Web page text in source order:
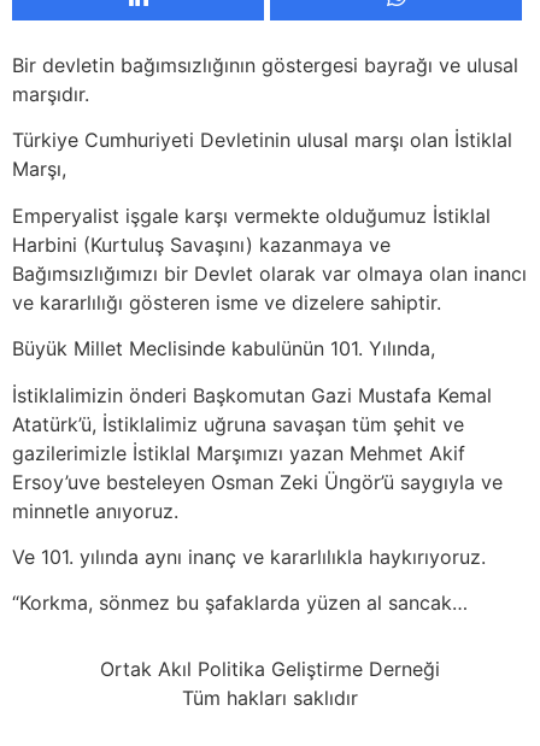
Bir devletin bağımsızlığının göstergesi bayrağı ve ulusal
marşıdır.
Türkiye Cumhuriyeti Devletinin ulusal marşı olan İstiklal
Marşı,
Emperyalist işgale karşı vermekte olduğumuz İstiklal
Harbini (Kurtuluş Savaşını) kazanmaya ve
Bağımsızlığımızı bir Devlet olarak var olmaya olan inancı
ve kararlılığı gösteren isme ve dizelere sahiptir.
Büyük Millet Meclisinde kabulünün 101. Yılında,
İstiklalimizin önderi Başkomutan Gazi Mustafa Kemal
Atatürk’ü, İstiklalimiz uğruna savaşan tüm şehit ve
gazilerimizle İstiklal Marşımızı yazan Mehmet Akif
Ersoy’uve besteleyen Osman Zeki Üngör’ü saygıyla ve
minnetle anıyoruz.
Ve 101. yılında aynı inanç ve kararlılıkla haykırıyoruz.
“Korkma, sönmez bu şafaklarda yüzen al sancak…
Ortak Akıl Politika Geliştirme Derneği
Tüm hakları saklıdır